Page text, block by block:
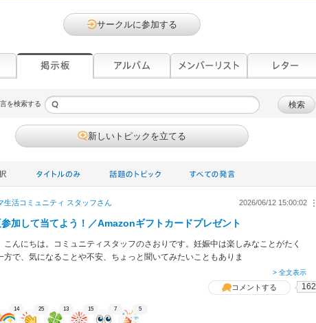
サークルに参加する
を検索する 検索
新しいトピックを立てる
生活コミュニティ スタッフさん ︙
2026/06/12 15:00:02
加して当てよう！／Amazonギフトカードプレゼント
こんにちは。コミュニティスタッフのさおりです。妊娠中は楽しみなことがたく
方で、気になることや不安、ちょっと聞いてみたいこともありま
> 全文表示
コメントする 162
14 25 13 15 7 5